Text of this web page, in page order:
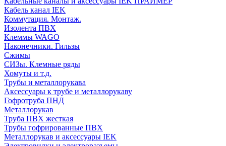
Кабель канал IEK
Коммутация. Монтаж.
Изолента ПВХ
Клеммы WAGO
Наконечники. Гильзы
Сжимы
СИЗы. Клемные ряды
Хомуты и т.д.
Трубы и металлорукава
Аксессуары к трубе и металлорукаву
Гофротруба ПНД
Металлорукав
Труба ПВХ жесткая
Трубы гофрированные ПВХ
Металлорукав и аксессуары IEK